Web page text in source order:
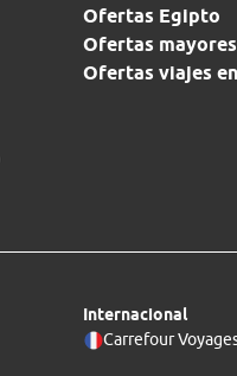
Ofertas Egipto
Ofertas
Ofertas viajes
Internacional
Carrefour